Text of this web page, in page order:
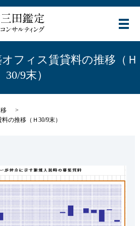
メ
フィス賃貸料の推移（Ｈ
30/9末）
の推移（Ｈ30/9末）